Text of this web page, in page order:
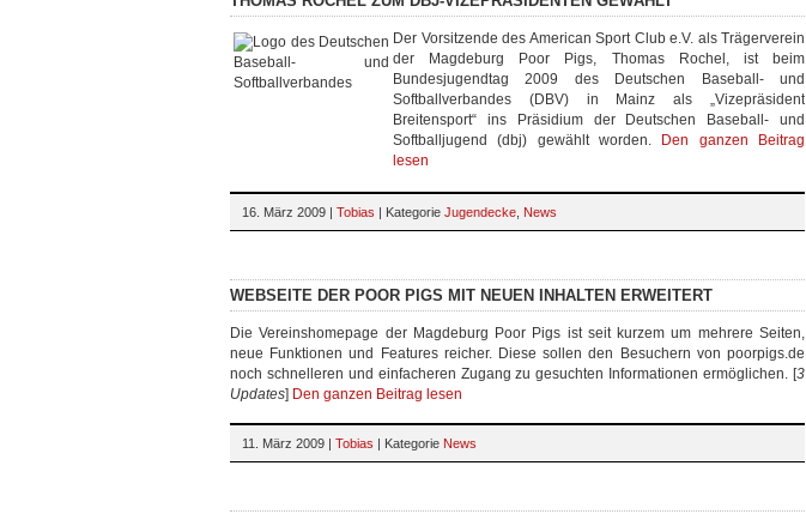
Der Vorsitzende des American Sport Club e.V. als Trägerverein
der Magdeburg Poor Pigs, Thomas Rochel, ist beim
Bundesjugendtag 2009 des Deutschen Baseball- und
Softballverbandes (DBV) in Mainz als „Vizepräsident
Breitensport“ ins Präsidium der Deutschen Baseball- und
Softballjugend (dbj) gewählt worden.
Den ganzen Beitrag
lesen
16. März 2009 | Tobias | Kategorie Jugendecke News
WEBSEITE DER POOR PIGS MIT NEUEN INHALTEN ERWEITERT
Die Vereinshomepage der Magdeburg Poor Pigs ist seit kurzem um mehrere Seiten,
neue Funktionen und Features reicher. Diese sollen den Besuchern von poorpigs.de
noch schnelleren und einfacheren Zugang zu gesuchten Informationen ermöglichen. [3
Updates] Den ganzen Beitrag lesen
11. März 2009 | Tobias | Kategorie News